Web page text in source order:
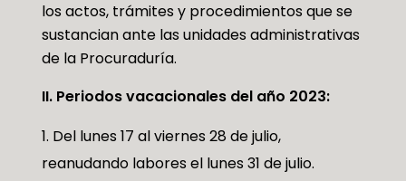
los actos, trámites y procedimientos que se
sustancian ante las unidades administrativas
de la Procuraduría.
II. Periodos vacacionales del año 2023:
Del lunes 17 al viernes 28 de julio,
reanudando labores el lunes 31 de julio.